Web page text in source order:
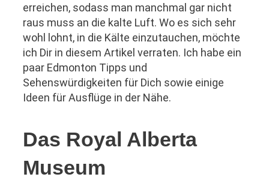
erreichen, sodass man manchmal gar nicht
raus muss an die kalte Luft. Wo es sich sehr
wohl lohnt, in die Kälte einzutauchen, möchte
ich Dir in diesem Artikel verraten. Ich habe ein
paar Edmonton Tipps und
Sehenswürdigkeiten für Dich sowie einige
Ideen für Ausflüge in der Nähe.
Das Royal Alberta
Museum